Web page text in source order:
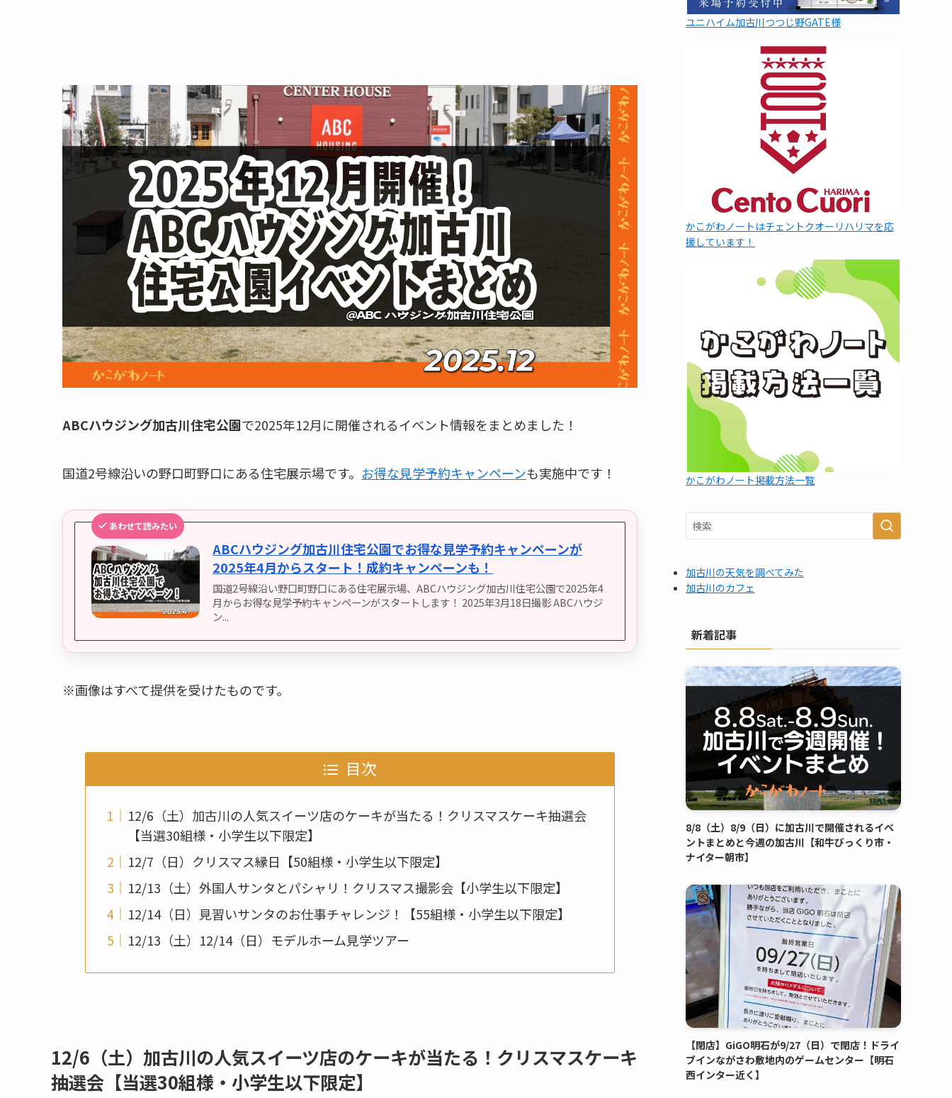
ABCハウジング加古川住宅公園で2025年12月に開催されるイベント情報をまとめました！
国道2号線沿いの野口町野口にある住宅展示場です。 お得な見学予約キャンペーンも実施中です！
あわせて読みたい
ABCハウジング加古川住宅公園でお得な見学予約キャンペーンが
2025年4月からスタート！成約キャンペーンも！
国道2号線沿い野口町野口にある住宅展示場、ABCハウジング加古川住宅公園で2025年4
月からお得な見学予約キャンペーンがスタートします！ 2025年3月18日撮影 ABCハウジ
ン...
※画像はすべて提供を受けたものです。
目次
12/6（土）加古川の人気スイーツ店のケーキが当たる！クリスマスケーキ抽選会
【当選30組様・小学生以下限定】
12/7（日）クリスマス縁日【50組様・小学生以下限定】
12/13（土）外国人サンタとパシャリ！クリスマス撮影会【小学生以下限定】
12/14（日）見習いサンタのお仕事チャレンジ！【55組様・小学生以下限定】
12/13（土）12/14（日）モデルホーム見学ツアー
12/6（土）加古川の人気スイーツ店のケーキが当たる！クリスマスケーキ
抽選会【当選30組様・小学生以下限定】
ユニハイム加古川つつじ野GATE様
かこがわノートはチェントクオーリハリマを応
援しています！
かこがわノート掲載方法一覧
加古川の天気を調べてみた
加古川のカフェ
新着記事
8/8（土）8/9（日）に加古川で開催されるイベ
ントまとめと今週の加古川【和牛びっくり市・
ナイター朝市】
【閉店】GiGO明石が9/27（日）で閉店！ドライ
ブインながさわ敷地内のゲームセンター【明石
西インター近く】